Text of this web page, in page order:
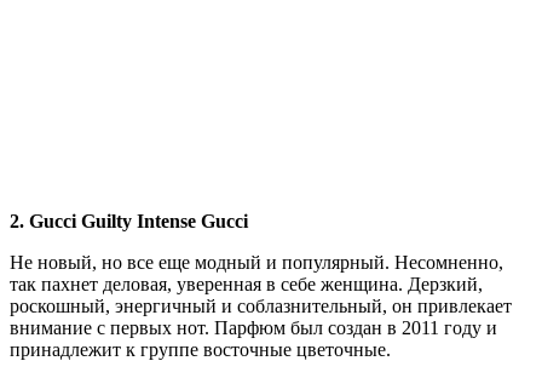
2. Gucci Guilty Intense Gucci
Не новый, но все еще модный и популярный. Несомненно,
так пахнет деловая, уверенная в себе женщина. Дерзкий,
роскошный, энергичный и соблазнительный, он привлекает
внимание с первых нот. Парфюм был создан в 2011 году и
принадлежит к группе восточные цветочные.